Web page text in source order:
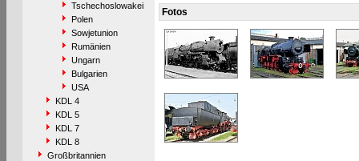
Tschechoslowakei
Polen
Sowjetunion
Rumänien
Ungarn
Bulgarien
USA
KDL 4
KDL 5
KDL 7
KDL 8
Großbritannien
Fotos